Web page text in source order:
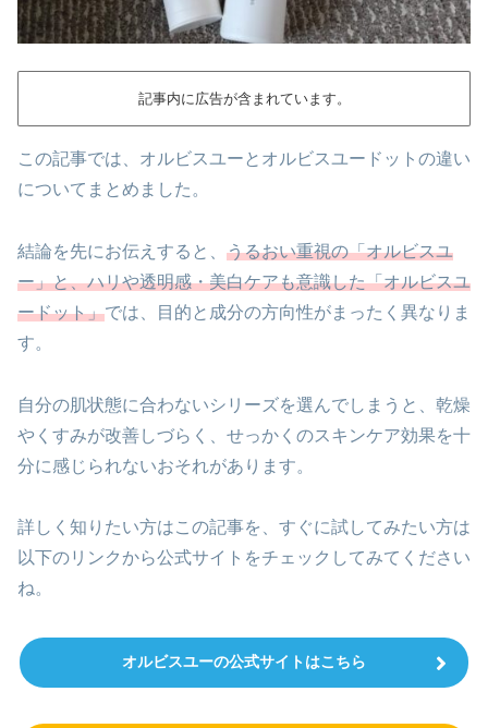
記事内に広告が含まれています。
この記事では、オルビスユーとオルビスユードットの違い
についてまとめました。
結論を先にお伝えすると、 うるおい重視の「オルビスユ
ー」と、ハリや透明感・美白ケアも意識した「オルビスユ
ードット」では、目的と成分の方向性がまったく異なりま
す。
自分の肌状態に合わないシリーズを選んでしまうと、乾燥
やくすみが改善しづらく、せっかくのスキンケア効果を十
分に感じられないおそれがあります。
詳しく知りたい方はこの記事を、すぐに試してみたい方は
以下のリンクから公式サイトをチェックしてみてください
ね。
オルビスユーの公式サイトはこちら